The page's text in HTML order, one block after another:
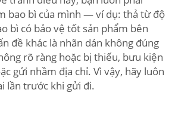
bao bì của mình — ví dụ: thả từ độ
bì có bảo vệ tốt sản phẩm bên
đề khác là nhãn dán không đúng
rõ ràng hoặc bị thiếu, bưu kiện
gửi nhầm địa chỉ. Vì vậy, hãy luôn
lần trước khi gửi đi.